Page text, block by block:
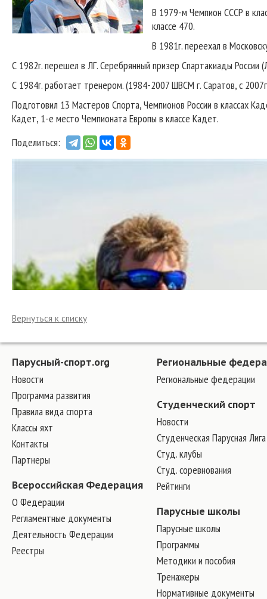
В 1979-м Чемпион СССР в
классе 470.
В 1981г. переехал в
С 1982г. перешел в ЛГ. Серебрянный призер Спартакиады России
С 1984г. работает тренером. (1984-2007 ШВСМ г. Саратов, с
Подготовил 13 Мастеров Спорта, Чемпионов России в классах
Кадет, 1-е место Чемпионата Европы в классе Кадет.
Поделиться:
Вернуться к списку
Парусный-спорт.org
Новости
Программа развития
Правила вида спорта
Классы яхт
Контакты
Партнеры
Всероссийская Федерация
О Федерации
Регламентные документы
Деятельность Федерации
Реестры
Региональные
Региональные федерации
Студенческий спорт
Новости
Студенческая Парусная Лига
Студ. клубы
Студ. соревнования
Рейтинги
Парусные школы
Парусные школы
Программы
Методики и пособия
Тренажеры
Нормативные документы